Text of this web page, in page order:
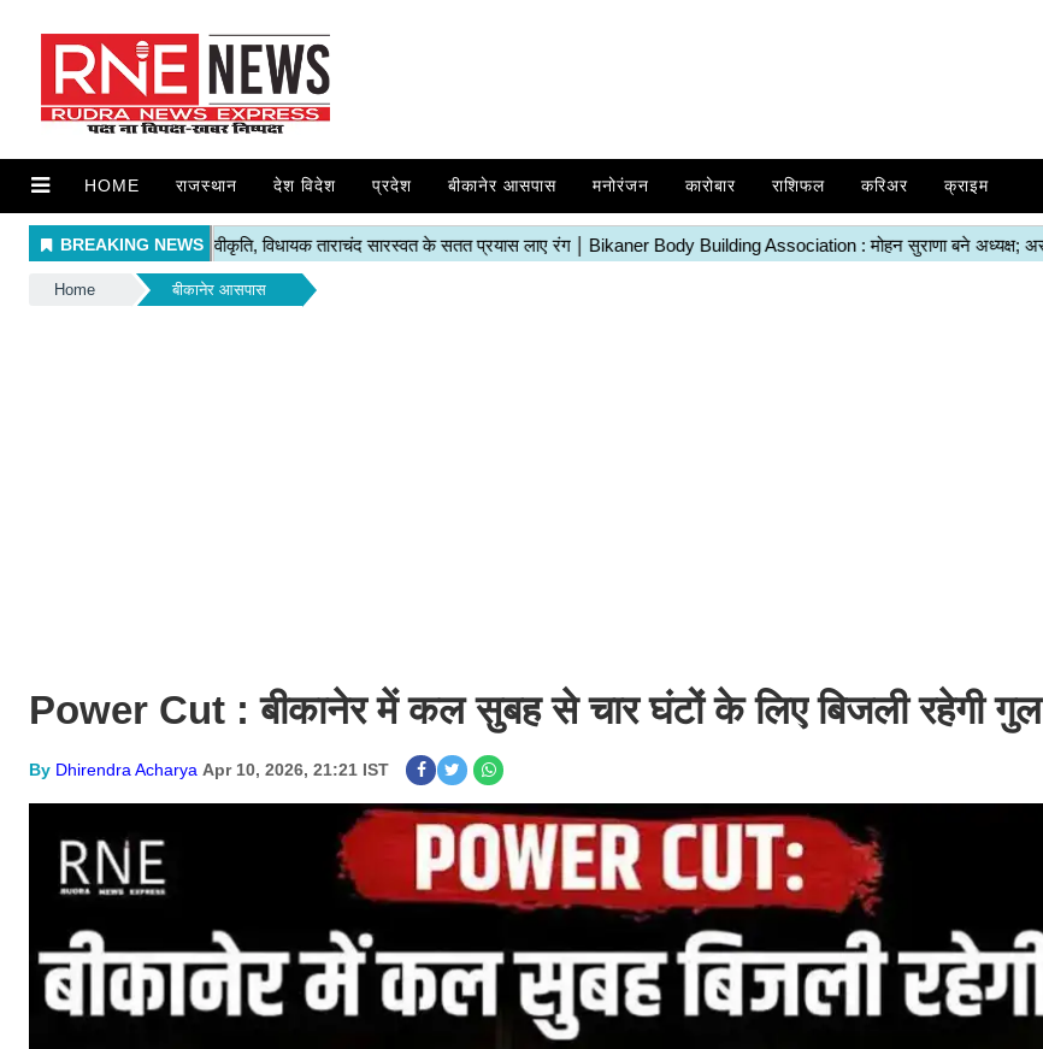
HOME राजस्थान देश विदेश प्रदेश बीकानेर आसपास मनोरंजन कारोबार राशिफल करिअर क्राइम
Home बीकानेर आसपास
Power Cut : बीकानेर में कल सुबह से चार घंटों के लिए बिजली रहेगी गुल
By Dhirendra Acharya Apr 10, 2026, 21:21 IST